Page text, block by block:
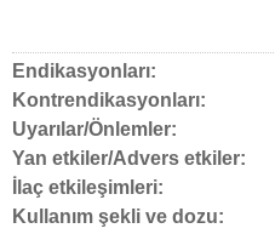
Endikasyonları:
Kontrendikasyonları:
Uyarılar/Önlemler:
Yan etkiler/Advers etkiler:
İlaç etkileşimleri:
Kullanım şekli ve dozu: